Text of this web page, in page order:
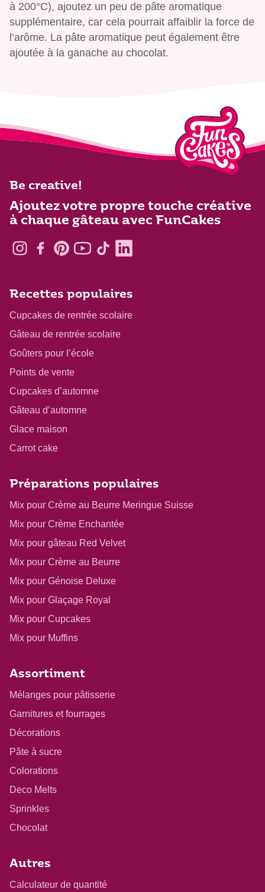
à 200°C), ajoutez un peu de pâte aromatique
supplémentaire, car cela pourrait affaiblir la force de
l’arôme. La pâte aromatique peut également être
ajoutée à la ganache au chocolat.
Be creative!
Ajoutez votre propre touche créative
à chaque gâteau avec FunCakes
Recettes populaires
Cupcakes de rentrée scolaire
Gâteau de rentrée scolaire
Goûters pour l’école
Points de vente
Cupcakes d’automne
Gâteau d’automne
Glace maison
Carrot cake
Préparations populaires
Mix pour Crème au Beurre Meringue Suisse
Mix pour Crème Enchantée
Mix pour gâteau Red Velvet
Mix pour Crème au Beurre
Mix pour Génoise Deluxe
Mix pour Glaçage Royal
Mix pour Cupcakes
Mix pour Muffins
Assortiment
Mélanges pour pâtisserie
Garnitures et fourrages
Décorations
Pâte à sucre
Colorations
Deco Melts
Sprinkles
Chocolat
Autres
Calculateur de quantité